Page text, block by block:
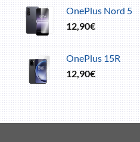
OnePlus Nord 5
12,90€
OnePlus 15R
12,90€